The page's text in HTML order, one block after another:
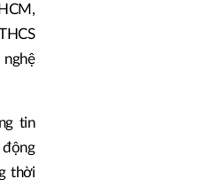
tin
động
thời